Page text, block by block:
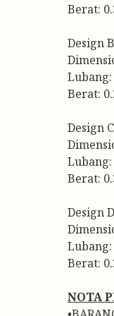
Berat:
Design B
Lubang:
Berat:
Design C
Lubang:
Berat:
Design D
Lubang:
Berat:
NOTA